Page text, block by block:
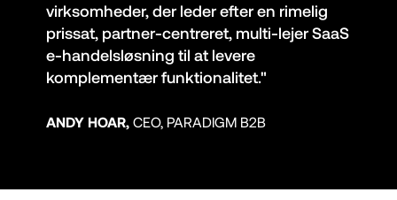
virksomheder, der leder efter en rimelig
prissat, partner-centreret, multi-lejer SaaS
e-handelsløsning til at levere
komplementær funktionalitet."
ANDY HOAR, CEO, PARADIGM B2B